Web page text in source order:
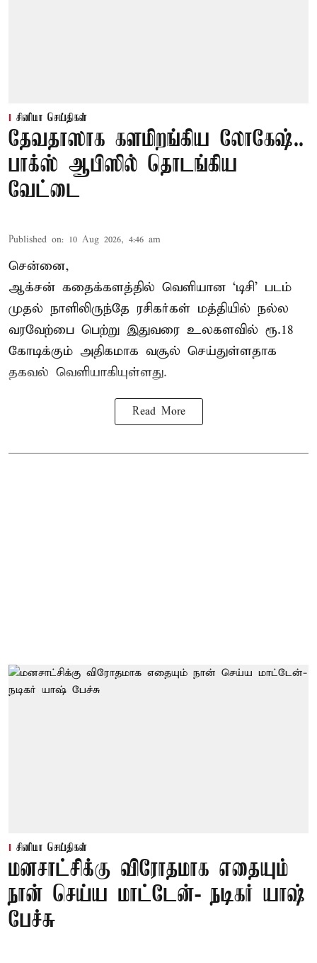
சினிமா செய்திகள்
தேவதாஸாக களமிறங்கிய லோகேஷ்..
பாக்ஸ் ஆபிஸில் தொடங்கிய
வேட்டை
Published on: 10 Aug 2026, 4:46 am
சென்னை,
ஆக்சன் கதைக்களத்தில் வெளியான ‘டிசி’ படம்
முதல் நாளிலிருந்தே ரசிகர்கள் மத்தியில் நல்ல
வரவேற்பை பெற்று இதுவரை உலகளவில் ரூ.18
கோடிக்கும் அதிகமாக வசூல் செய்துள்ளதாக
தகவல் வெளியாகியுள்ளது.
Read More
சினிமா செய்திகள்
மனசாட்சிக்கு விரோதமாக எதையும்
நான் செய்ய மாட்டேன்- நடிகர் யாஷ்
பேச்சு